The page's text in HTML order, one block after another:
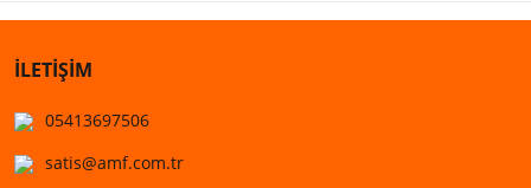
İLETİŞİM
05413697506
satis@amf.com.tr